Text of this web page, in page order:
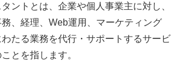
ントとは、企業や個人事業主に対し、
、経理、Web運用、マーケティング
たる業務を代行・サポートするサービ
とを指します。